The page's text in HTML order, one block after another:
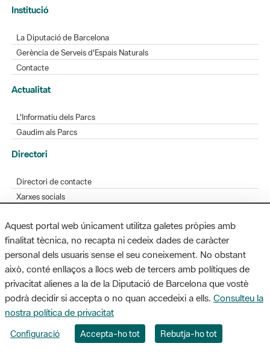
Institució
La Diputació de Barcelona
Gerència de Serveis d'Espais Naturals
Contacte
Actualitat
L'Informatiu dels Parcs
Gaudim als Parcs
Directori
Directori de contacte
Xarxes socials
Bústia de suggeriments
Opineu sobre els parcs
MAPA WEB AVÍS LEGAL ACCESSIBILITAT
Diputació de Barcelona. Edifici Llacuna, 1a planta. Badajoz, 49. 08005
Barcelona. Tel. 934 022 428 / xarxaparcs@diba.cat
Aquest portal web únicament utilitza galetes pròpies amb
finalitat tècnica, no recapta ni cedeix dades de caràcter
personal dels usuaris sense el seu coneixement. No obstant
això, conté enllaços a llocs web de tercers amb polítiques de
privacitat alienes a la de la Diputació de Barcelona que vostè
podrà decidir si accepta o no quan accedeixi a ells. Consulteu la
nostra política de privacitat
Configuració Accepta-ho tot Rebutja-ho tot